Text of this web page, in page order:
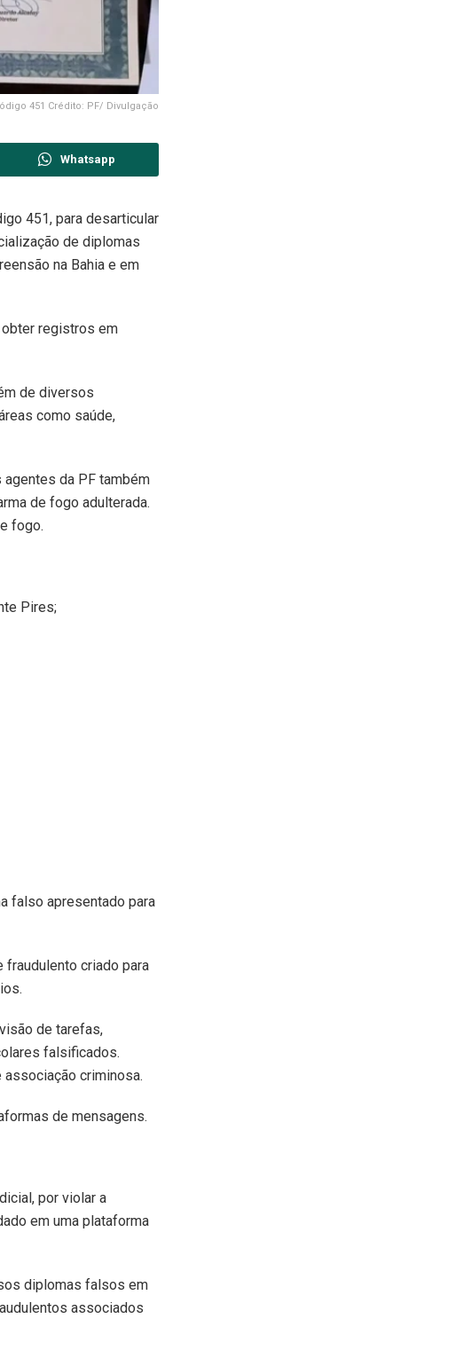
451 Crédito: PF/ Divulgação
Whatsapp
451, para desarticular
de diplomas
na Bahia e em
obter registros em
de diversos
como saúde,
da PF também
de fogo adulterada.
fogo.
Pires;
falso apresentado para
criado para
de tarefas,
falsificados.
criminosa.
de mensagens.
por violar a
em uma plataforma
diplomas falsos em
associados